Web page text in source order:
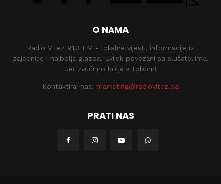
O NAMA
Radio Vitez 91,3 FM - lokalne vijesti, informacije iz
zajednice i najbolja glazba. Uvijek povezani sa slušateljima.
Jer zvučimo bolje s tobom!
Kontaktiraj nas: marketing@radiovitez.ba
PRATI NAS